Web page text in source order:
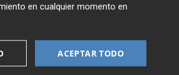
en cualquier momento en
ACEPTAR TODO